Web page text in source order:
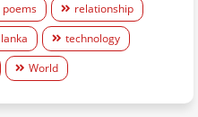
poems
relationship
technology
World